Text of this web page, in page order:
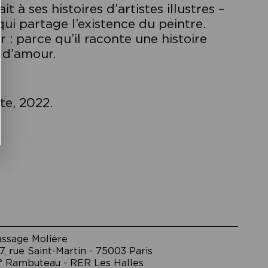
à ses histoires d’artistes illustres –
partage l’existence du peintre.
: parce qu’il raconte une histoire
2022.
Moliėre
rue Saint-Martin - 75003 Paris
Rambuteau - RER Les Halles